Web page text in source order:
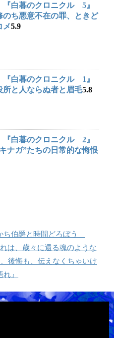
『白暮のクロニクル 5』
ち悪意不在の罪、ときど
メ5.9
『白暮のクロニクル 1』
と人ならぬ者と眉毛5.8
『白暮のクロニクル 2』
ナガ”たちの日常的な悔恨
ち伯爵と時間どろぼう
は、歳々に還る魂のような
後悔も、伝えなくちゃいけ
』